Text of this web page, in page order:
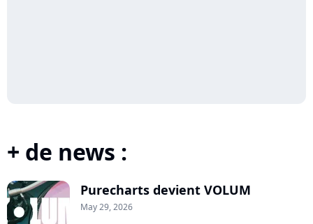
+ de news :
Purecharts devient VOLUM
May 29, 2026